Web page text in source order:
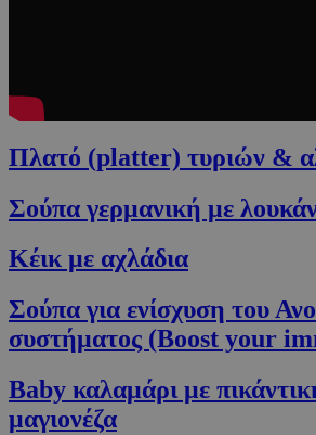
Πλατό (platter) τυριών &
Σούπα γερμανική με
Κέικ με αχλάδια
Σούπα για ενίσχυση του
συστήματος (Boost your
Baby καλαμάρι με
μαγιονέζα